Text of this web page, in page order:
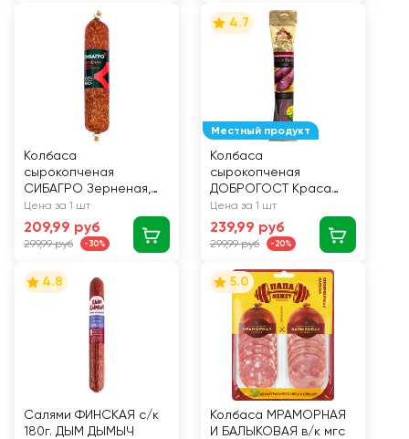
Колбаса
сырокопченая
СИБАГРО Зерненая,
200г
Цена за 1 шт
209,99 руб
299,99 руб -30%
Местный продукт
4.7
Колбаса
сырокопченая
ДОБРОГОСТ Краса
Урала Салями
полусухая, категория
Б, 200г
Цена за 1 шт
239,99 руб
299,99 руб -20%
4.8
Салями ФИНСКАЯ с/к
180г. ДЫМ ДЫМЫЧ
5.0
Колбаса МРАМОРНАЯ
И БАЛЫКОВАЯ в/к мгс